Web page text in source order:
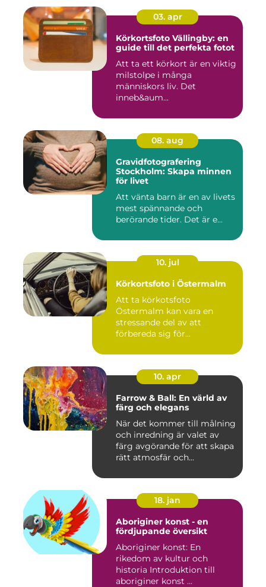
03. apr
Körkortsfoto Vällingby: en
guide till det perfekta fotot
Att ta ett körkort är en viktig
milstolpe i många
människors liv. Det
inneb&aum...
08. aug
Gravidfotografering
Stockholm: Skapa minnen
för livet
Att vänta barn är en av livets
mest spännande och
berörande tider. Det är e...
10. jul
Körkortsfoto i Östermalm
Att ta körkotsfoto
Östermalm kan vara en
stressande del av att
förbereda sig för...
10. apr
Farrow & Ball: En värld av
färg och elegans
När det kommer till målning
och inredning är valet av
färg avgörande för att skapa
rätt atmosfär och...
18. jan
Aboriginer konst - en
fördjupande översikt
Aboriginer konst: En
rikedom av kultur och
historia Introduktion till
aboriginer konst ...